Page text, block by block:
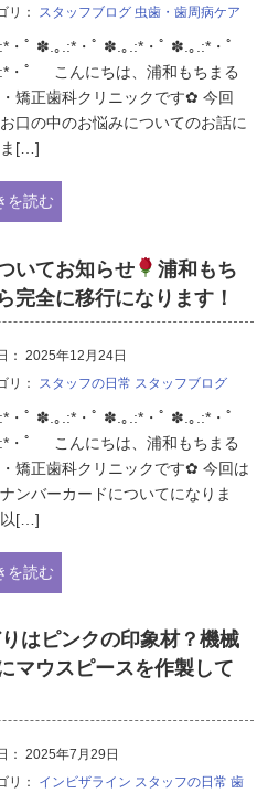
リ：
スタッフブログ 虫歯・歯周病ケア
・ﾟ ✽.｡.:*・ﾟ ✽.｡.:*・ﾟ ✽.｡.:*・ﾟ
・ﾟ こんにちは、浦和もちまる
矯正歯科クリニックです✿ 今回
口の中のお悩みについてのお話に
ま[…]
を読む
いてお知らせ
浦和もち
完全に移行になります！
： 2025年12月24日
リ：
スタッフの日常 スタッフブログ
・ﾟ ✽.｡.:*・ﾟ ✽.｡.:*・ﾟ ✽.｡.:*・ﾟ
・ﾟ こんにちは、浦和もちまる
矯正歯科クリニックです✿ 今回は
ンバーカードについてになりま
[…]
を読む
はピンクの印象材？機械
マウスピースを作製して
： 2025年7月29日
リ： インビザライン スタッフの日常 歯